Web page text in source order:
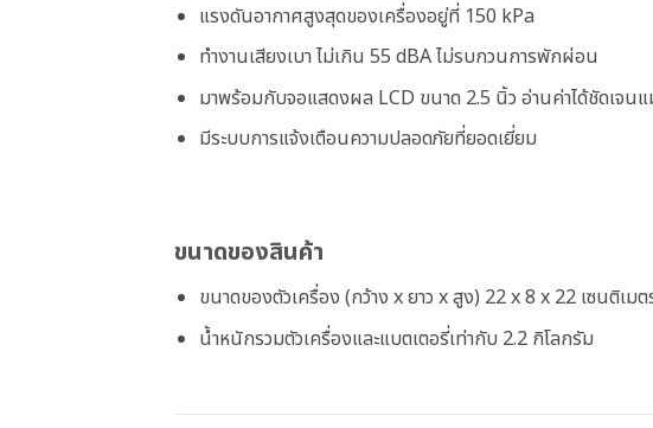
แรงดันอากาศสูงสุดของเครื่องอยู่ที่ 150 kPa
ทำงานเสียงเบา ไม่เกิน 55 dBA ไม่รบกวนการพักผ่อน
มาพร้อมกับจอแสดงผล LCD ขนาด 2.5 นิ้ว อ่านค่าได้ชัดเจน
มีระบบการแจ้งเตือนความปลอดภัยที่ยอดเยี่ยม
ขนาดของสินค้า
ขนาดของตัวเครื่อง (กว้าง x ยาว x สูง) 22 x 8 x 22 เซนติเมต
น้ำหนักรวมตัวเครื่องและแบตเตอรี่เท่ากับ 2.2 กิโลกรัม